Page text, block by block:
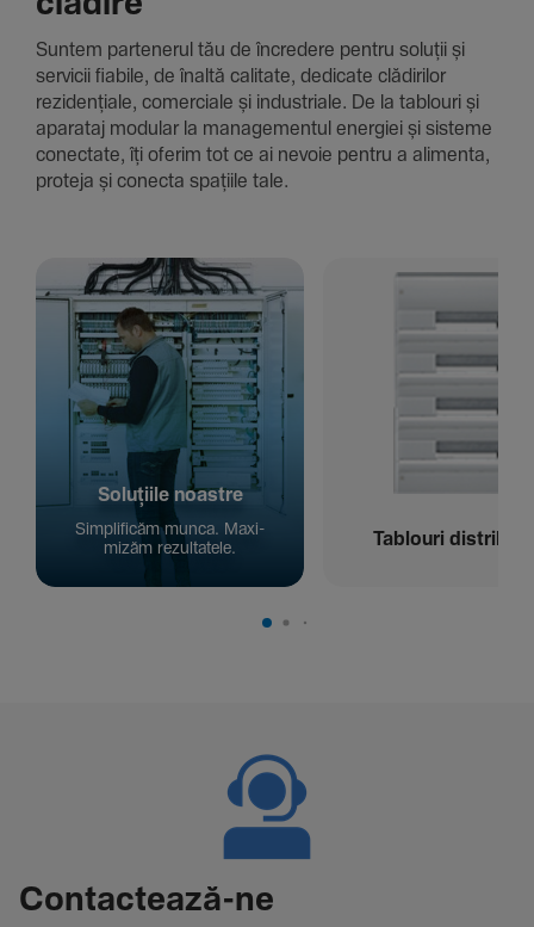
Suntem parte­nerul tău de încre­dere pentru soluții și
servicii fiabile, de înaltă cali­tate, dedi­cate clădi­rilor
rezi­den­țiale, comer­ciale și indus­triale. De la tablouri și
aparataj modular la managementul energiei și sisteme
conec­tate, îți oferim tot ce ai nevoie pentru a alimenta,
proteja și conecta spațiile tale.
Solu­țiile noastre
Simpli­ficăm munca. Maxi­
mizăm rezul­ta­tele.
Tablouri
Contac­tează-ne